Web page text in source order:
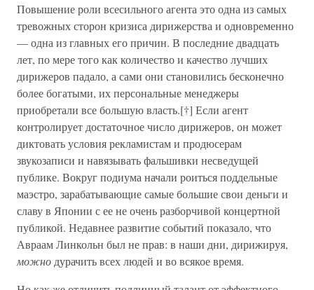
Повышение роли всесильного агента это одна из самых
тревожных сторон кризиса дирижерства и одновременно
— одна из главных его причин. В последние двадцать
лет, по мере того как количество и качество лучших
дирижеров падало, а сами они становились бесконечно
более богатыми, их персональные менеджеры
приобретали все большую власть.[†] Если агент
контролирует достаточное число дирижеров, он может
диктовать условия рекламистам и продюсерам
звукозаписи и навязывать фальшивки несведущей
публике. Вокруг подиума начали роиться поддельные
маэстро, зарабатывающие самые большие свои деньги и
славу в Японии с ее не очень разборчивой концертной
публикой. Недавнее развитие событий показало, что
Авраам Линкольн был не прав: в наши дни, дирижируя,
можно дурачить всех людей и во всякое время.